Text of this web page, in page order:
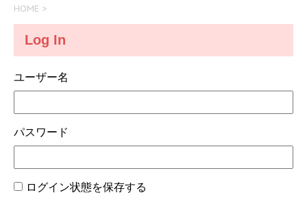
HOME >
Log In
ユーザー名
パスワード
ログイン状態を保存する